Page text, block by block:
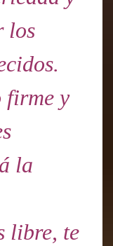
los
firme y
la
libre, te